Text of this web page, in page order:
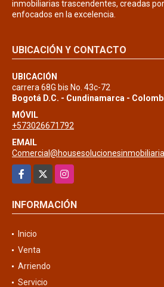
inmobiliarias trascendentes, creadas
enfocados en la excelencia.
UBICACIÓN
carrera 68G bis No. 43c-72
Bogotá D.C. - Cundinamarca -
MÓVIL
+573026671792
EMAIL
Facebook
X Instagram
Inicio
Venta
Arriendo